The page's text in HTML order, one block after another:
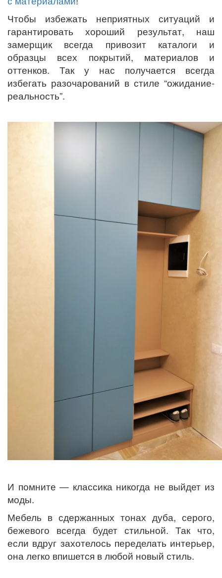
Чтобы избежать неприятных ситуаций и
гарантировать хороший результат, наш
замерщик всегда привозит каталоги и
образцы всех покрытий, материалов и
оттенков. Так у нас получается всегда
избегать разочарований в стиле “ожидание-
реальность”.
И помните — классика никогда не выйдет из
моды.
Мебель в сдержанных тонах дуба, серого,
бежевого всегда будет стильной. Так что,
если вдруг захотелось переделать интерьер,
она легко впишется в любой новый стиль.